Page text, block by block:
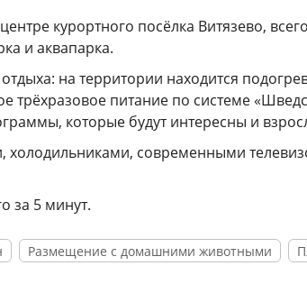
курортного посёлка Витязево,
и аквапарка.
на территории находится
трёхразовое питание по системе
которые будут интересны и
холодильниками, современными
за 5 минут.
Размещение с домашними животными